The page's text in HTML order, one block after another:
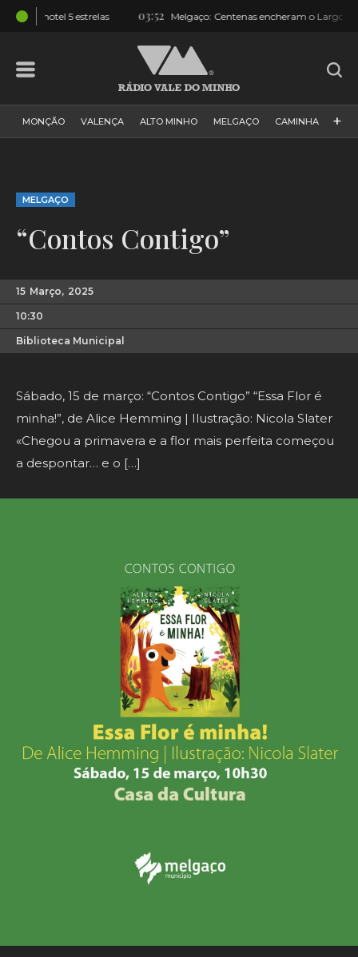
03:52 Melgaço: Centenas encheram o Largo e assistiram a desfile
MONÇÃO VALENÇA ALTO MINHO MELGAÇO CAMINHA
VALE DO MINHO MINHO MUNDO ESPANHA
VILA PRAIA DE ÂNCORA
+
MELGAÇO
“Contos Contigo”
15 Março, 2025
10:30
Biblioteca Municipal
Sábado, 15 de março: “Contos Contigo” “Essa Flor é
minha!”, de Alice Hemming | Ilustração: Nicola Slater
«Chegou a primavera e a flor mais perfeita começou
a despontar… e o […]